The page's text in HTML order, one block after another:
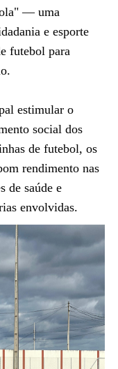
— uma
e esporte
futebol para
estimular o
social dos
de futebol, os
rendimento nas
de saúde e
envolvidas.